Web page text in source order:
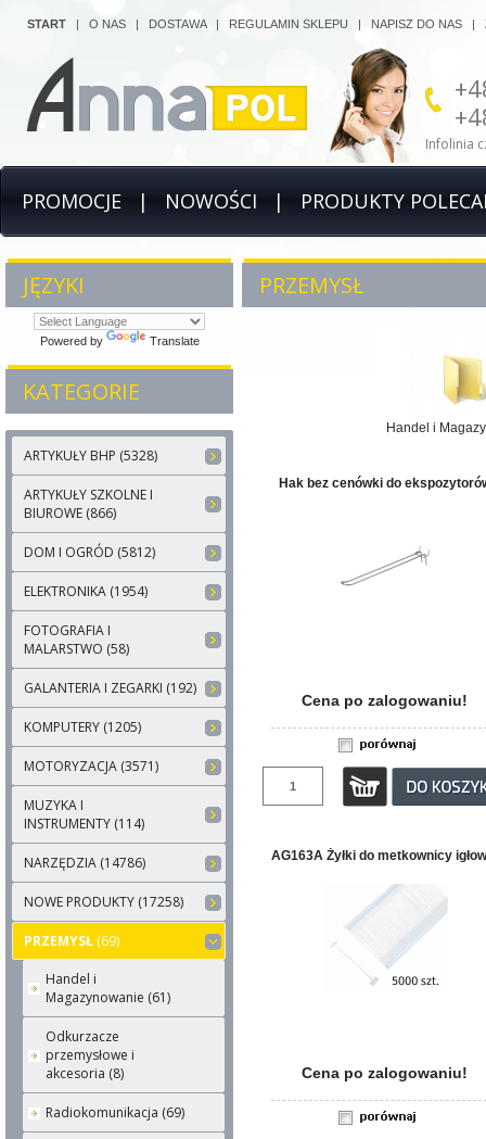
Infolinia
START | O NAS | DOSTAWA| REGULAMIN SKLEPU | NAPISZ DO NAS |
PROMOCJE | NOWOŚCI | PRODUKTY
JĘZYKI
Powered by Translate
KATEGORIE
ARTYKUŁY BHP (5328)
ARTYKUŁY SZKOLNE I
BIUROWE (866)
DOM I OGRÓD (5812)
ELEKTRONIKA (1954)
FOTOGRAFIA I
MALARSTWO (58)
GALANTERIA I ZEGARKI (192)
KOMPUTERY (1205)
MOTORYZACJA (3571)
MUZYKA I
INSTRUMENTY (114)
NARZĘDZIA (14786)
NOWE PRODUKTY (17258)
PRZEMYSŁ (69)
Handel i
Magazynowanie (61)
Odkurzacze
przemysłowe i
akcesoria (8)
Radiokomunikacja (69)
PRZEMYSŁ
Handel i
Hak bez cenówki do
Cena po zalogowaniu!
AG163A Żyłki do metkownicy
Cena po zalogowaniu!